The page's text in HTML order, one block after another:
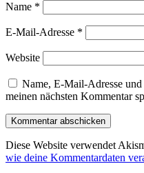
Name *
E-Mail-Adresse *
Website
Name, E-Mail-Adresse
meinen nächsten Kommentar
Diese Website verwendet
wie deine Kommentardaten